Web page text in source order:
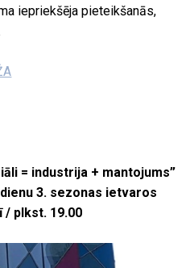
iepriekšēja pieteikšanās,
= industrija + mantojums”
3. sezonas ietvaros
/ plkst. 19.00